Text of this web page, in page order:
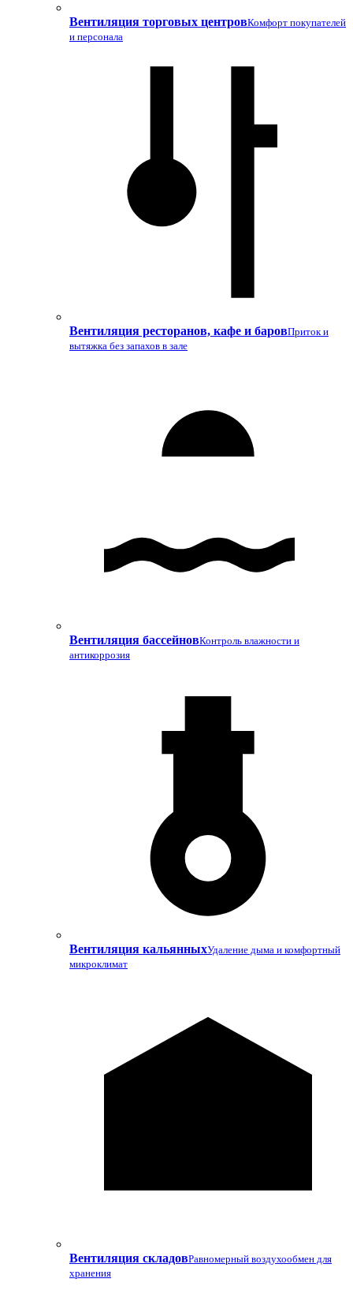
Вентиляция торговых центровКомфорт покупателей
и персонала
Вентиляция ресторанов, кафе и баровПриток и
вытяжка без запахов в зале
Вентиляция бассейновКонтроль влажности и
антикоррозия
Вентиляция кальянныхУдаление дыма и комфортный
микроклимат
Вентиляция складовРавномерный воздухообмен для
хранения